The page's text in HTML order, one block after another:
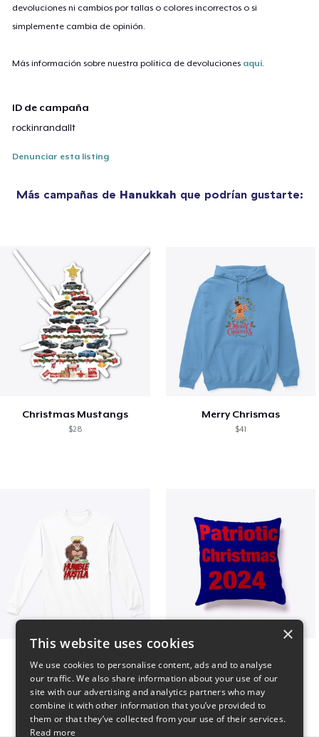
devoluciones ni cambios por tallas o colores incorrectos o si
simplemente cambia de opinión.
Más información sobre nuestra política de devoluciones aquí
ID de campaña
rockinrandallt
Denunciar esta listing
Más campañas de Hanukkah que podrían gustarte:
Christmas Mustangs
$28
Merry Chrismas
$41
$31 $29
×
This website uses cookies
We use cookies to personalise content, ads and to analyse
our traffic. We also share information about your use of our
site with our advertising and analytics partners who may
combine it with other information that you’ve provided to
them or that they’ve collected from your use of their services.
Read more